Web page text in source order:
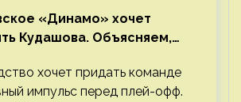
«Динамо» хочет
Кудашова. Объясняем,
хочет придать команде
импульс перед плей-офф.